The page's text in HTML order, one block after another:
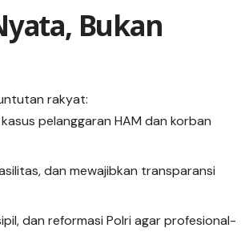
Bukan
rakyat:
pelanggaran HAM dan korban
dan mewajibkan transparansi
dan reformasi Polri agar profesional-